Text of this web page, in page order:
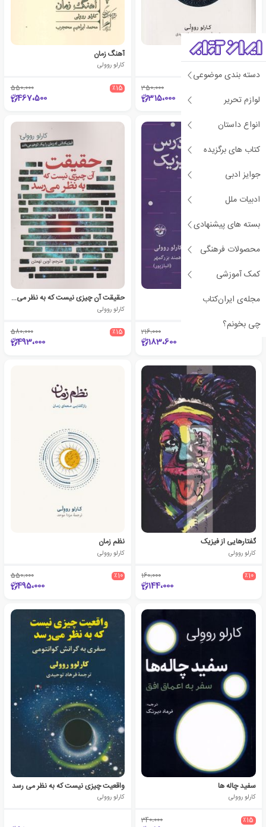
دسته بندی موضوعی
لوازم تحریر
انواع داستان
کتاب های برگزیده
جوایز ادبی
ادبیات ملل
بسته های پیشنهادی
محصولات فرهنگی
کمک آموزشی
مجله‌ی ایران‌کتاب
چی بخونم؟
نخستین دانشمند
کارلو روولی
350،000
315،000
آهنگ زمان
کارلو روولی
٪15 550،000
467،500
هفت درس مختصر فیزیک
٪15 216،000
183،600
حقیقت آن چیزی نیست که به نظر می رسد
کارلو روولی
٪15 580،000
493،000
گفتارهایی از فیزیک
کارلو روولی
٪10 160،000
144،000
نظم زمان
کارلو روولی
٪10 550،000
495،000
سفید چاله ها
کارلو روولی
٪15 340،000
واقعیت چیزی نیست که به نظر می رسد
کارلو روولی